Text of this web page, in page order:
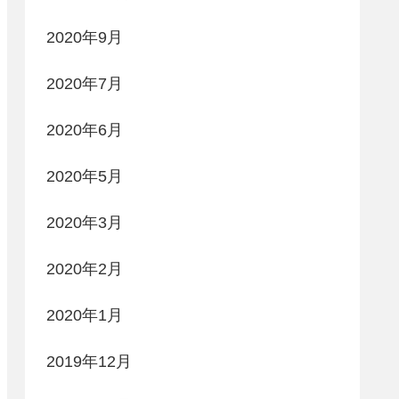
2020年9月
2020年7月
2020年6月
2020年5月
2020年3月
2020年2月
2020年1月
2019年12月